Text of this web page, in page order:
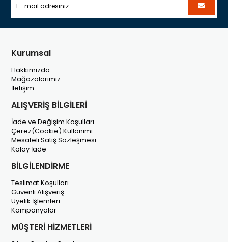
Kurumsal
Hakkımızda
Mağazalarımız
İletişim
ALIŞVERİŞ BİLGİLERİ
İade ve Değişim Koşulları
Çerez(Cookie) Kullanımı
Mesafeli Satış Sözleşmesi
Kolay İade
BİLGİLENDİRME
Teslimat Koşulları
Güvenli Alışveriş
Üyelik İşlemleri
Kampanyalar
MÜŞTERİ HİZMETLERİ